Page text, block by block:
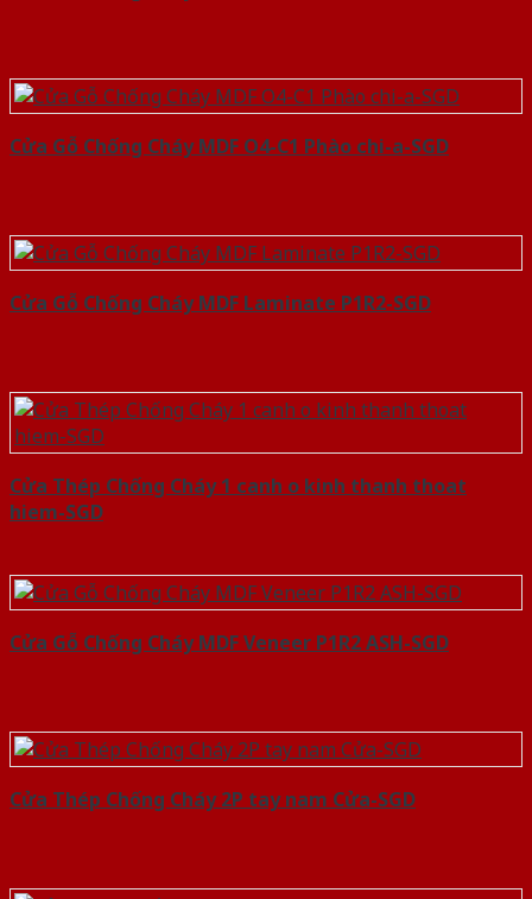
Cửa Gỗ Chống Cháy MDF O4-C1 Phào chi-a-SGD
Cửa Gỗ Chống Cháy MDF Laminate P1R2-SGD
Cửa Thép Chống Cháy 1 canh o kinh thanh thoat
hiem-SGD
Cửa Gỗ Chống Cháy MDF Veneer P1R2 ASH-SGD
Cửa Thép Chống Cháy 2P tay nam Cửa-SGD